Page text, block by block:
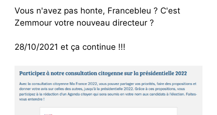
Vous n'avez pas honte, Francebleu ? C'est
Zemmour votre nouveau directeur ?
28/10/2021 et ça continue !!!